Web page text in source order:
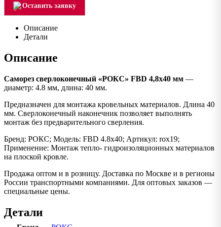
Оставить заявку
Описание
Детали
Описание
Саморез сверлоконечный «РОКС» FBD 4,8х40 мм —
диаметр: 4.8 мм, длина: 40 мм.
Предназначен для монтажа кровельных материалов. Длина 40
мм. Сверлоконечный наконечник позволяет выполнять
монтаж без предварительного сверления.
Бренд: РОКС; Модель: FBD 4.8х40; Артикул: rox19;
Применение: Монтаж тепло- гидроизоляционных материалов
на плоской кровле.
Продажа оптом и в розницу. Доставка по Москве и в регионы
России транспортными компаниями. Для оптовых заказов —
специальные цены.
Детали